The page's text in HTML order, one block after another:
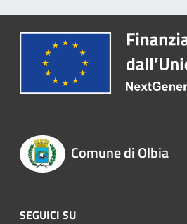
Comune di Olbia
SEGUICI SU